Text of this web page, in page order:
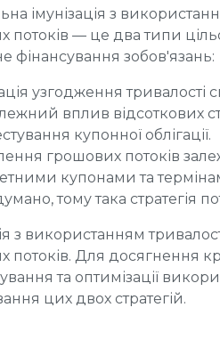
імунізація з
потоків — це два типи
фінансування зобов'язань:
узгодження
вплив відсоткових
купонної облігації.
грошових потоків
купонами та
тому така стратегія
з використанням
потоків. Для досягнення
та оптимізації
цих двох стратегій.